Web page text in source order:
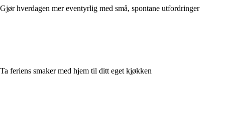
Gjør hverdagen mer eventyrlig med små, spontane utfordringer
Ta feriens smaker med hjem til ditt eget kjøkken